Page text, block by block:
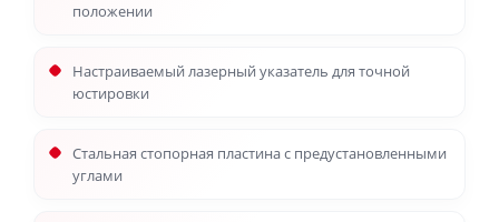
положении
Настраиваемый лазерный указатель для точной
юстировки
Стальная стопорная пластина с предустановленными
углами